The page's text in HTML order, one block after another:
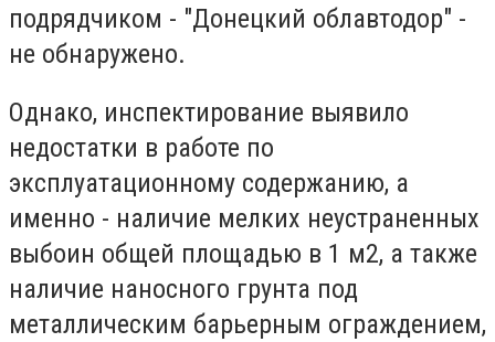
подрядчиком - "Донецкий облавтодор" -
не обнаружено.
Однако, инспектирование выявило
недостатки в работе по
эксплуатационному содержанию, а
именно - наличие мелких неустраненных
выбоин общей площадью в 1 м2, а также
наличие наносного грунта под
металлическим барьерным ограждением,